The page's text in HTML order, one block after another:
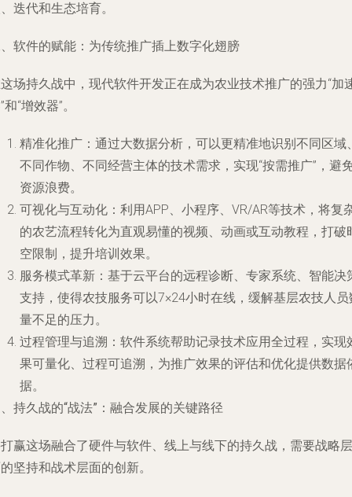
迭代和生态培育。
软件的赋能：为传统推广插上数字化翅膀
场持久战中，现代软件开发正在成为农业技术推广的强力“加
和“增效器”。
精准化推广 ：通过大数据分析，可以更精准地识别不同区域
不同作物、不同经营主体的技术需求，实现“按需推广”，避
资源浪费。
可视化与互动化 ：利用APP、小程序、VR/AR等技术，将复
的农艺流程转化为直观易懂的视频、动画或互动教程，打破
空限制，提升培训效果。
服务模式革新 ：基于云平台的远程诊断、专家系统、智能决
支持，使得农技服务可以7×24小时在线，缓解基层农技人员
量不足的压力。
过程管理与追溯 ：软件系统帮助记录技术应用全过程，实现
果可量化、过程可追溯，为推广效果的评估和优化提供数据
据。
持久战的“战法”：融合发展的关键路径
赢这场融合了硬件与软件、线上与线下的持久战，需要战略层
坚持和战术层面的创新。